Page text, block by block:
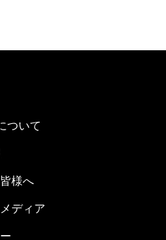
ついて
様へ
ディア